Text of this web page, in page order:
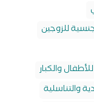
للزوجين
والكبار
والتناسلية